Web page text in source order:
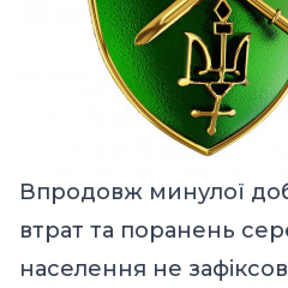
Впродовж минулої
втрат та поранень
населення не